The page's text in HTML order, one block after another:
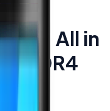
17'' All in
DDR4